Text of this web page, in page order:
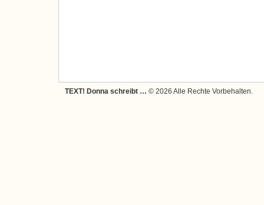
TEXT! Donna schreibt … © 2026 Alle Rechte Vorbehalten.